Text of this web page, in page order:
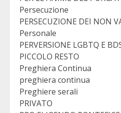
Persecuzione
PERSECUZIONE DEI NON
Personale
PERVERSIONE LGBTQ E
PICCOLO RESTO
Preghiera Continua
preghiera continua
Preghiere serali
PRIVATO